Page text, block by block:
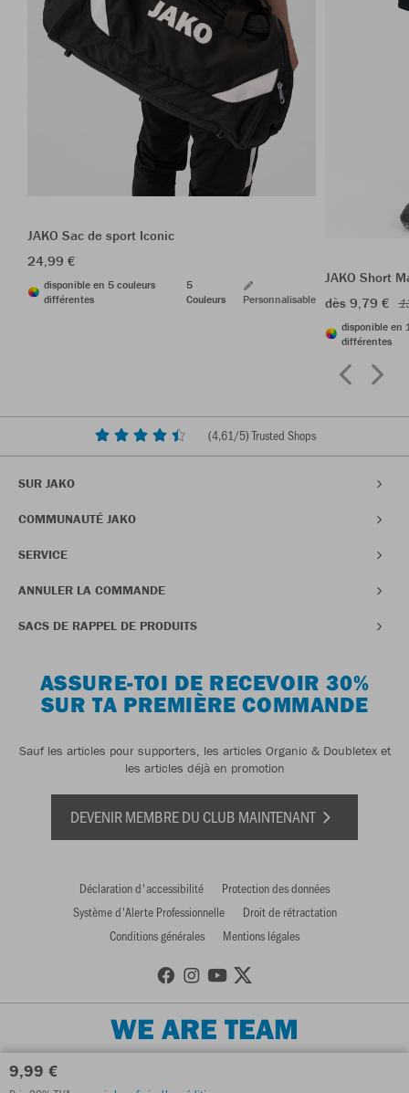
9,99 €
JAKO Sac de sport Iconic
24,99 €
disponible en 5 couleurs
différentes
5
Couleurs
Personnalisable
JAKO Short
dès 9,79 €
disponible en
différentes
(4,61/5) Trusted Shops
SUR JAKO
COMMUNAUTÉ JAKO
SERVICE
ANNULER LA COMMANDE
SACS DE RAPPEL DE PRODUITS
ASSURE-TOI DE RECEVOIR 30%
SUR TA PREMIÈRE COMMANDE
Sauf les articles pour supporters, les articles Organic & Doubletex et
les articles déjà en promotion
DEVENIR MEMBRE DU CLUB MAINTENANT
Déclaration d'accessibilité
Protection des données
Système d'Alerte Professionnelle
Droit de rétractation
Conditions générales
Mentions légales
WE ARE TEAM